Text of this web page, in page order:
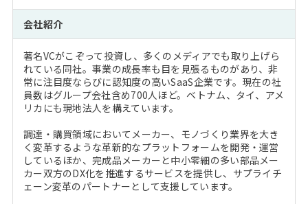
会社紹介
著名VCがこぞって投資し、多くのメディアでも取り上げら
れている同社。事業の成長率も目を見張るものがあり、非
常に注目度ならびに認知度の高いSaaS企業です。現在の社
員数はグループ会社含め700人ほど。ベトナム、タイ、アメ
リカにも現地法人を構えています。
調達・購買領域においてメーカー、モノづくり業界を大き
く変革するような革新的なプラットフォームを開発・運営
しているほか、完成品メーカーと中小零細の多い部品メー
カー双方のDX化を推進するサービスを提供し、サプライチ
ェーン変革のパートナーとして支援しています。